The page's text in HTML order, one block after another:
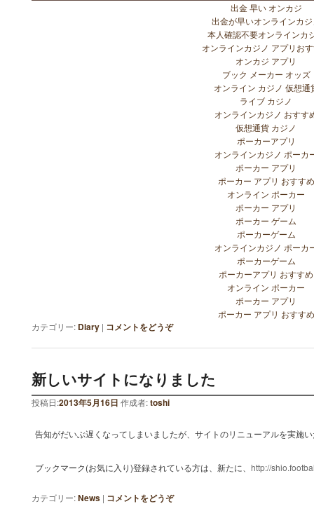
出金 早い オンカジ
出金が早いオンラインカ
本人確認不要オンラインカ
オンラインカジノ アプリお
オンカジ アプリ
ブック メーカー オッズ
オンライン カジノ 仮想通
ライブ カジノ
オンラインカジノ おすす
仮想通貨 カジノ
ポーカーアプリ
オンラインカジノ ポーカ
ポーカー アプリ
ポーカー アプリ おすすめ
オンライン ポーカー
ポーカー アプリ
ポーカー ゲーム
ポーカーゲーム
オンラインカジノ ポーカ
ポーカーゲーム
ポーカーアプリ おすすめ
オンライン ポーカー
ポーカー アプリ
ポーカー アプリ おすすめ
カテゴリー: Diary | コメントをどうぞ
新しいサイトになりました
投稿日:2013年5月16日 作成者:toshi
告知がだいぶ遅くなってしまいましたが、サイトのリニューアルを実施
ブックマーク(お気に入り)登録されている方は、新たに、 http://
カテゴリー:News | コメントをどうぞ